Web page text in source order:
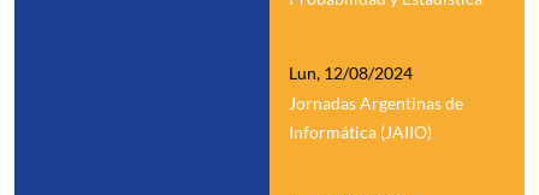
Lun, 12/08/2024
Jornadas Argentinas de
Informática (JAIIO)